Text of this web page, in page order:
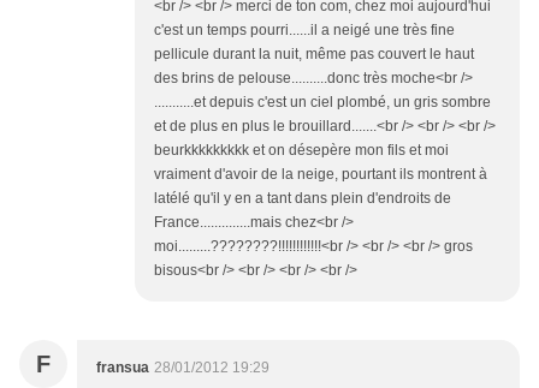
<br /> <br /> merci de ton com, chez moi aujourd'hui
c'est un temps pourri......il a neigé une très fine
pellicule durant la nuit, même pas couvert le haut
des brins de pelouse..........donc très moche<br />
...........et depuis c'est un ciel plombé, un gris sombre
et de plus en plus le brouillard.......<br /> <br /> <br />
beurkkkkkkkkk et on désepère mon fils et moi
vraiment d'avoir de la neige, pourtant ils montrent à
latélé qu'il y en a tant dans plein d'endroits de
France..............mais chez<br />
moi.........????????!!!!!!!!!!!!<br /> <br /> <br /> gros
bisous<br /> <br /> <br /> <br />
F fransua 28/01/2012 19:29